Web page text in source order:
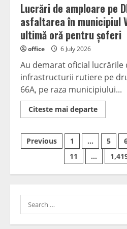
Lucrări de amploare pe
asfaltarea în municipiul
ultimă oră pentru șoferi
office 6 July 2026
Au demarat oficial lucrările
infrastructurii rutiere pe
66A, pe raza municipiului...
Citeste mai departeRead
more
pe
66A:
A
în
Apel
de
Posts
navigation
Previous 1 … 5
11
…
Search
for: